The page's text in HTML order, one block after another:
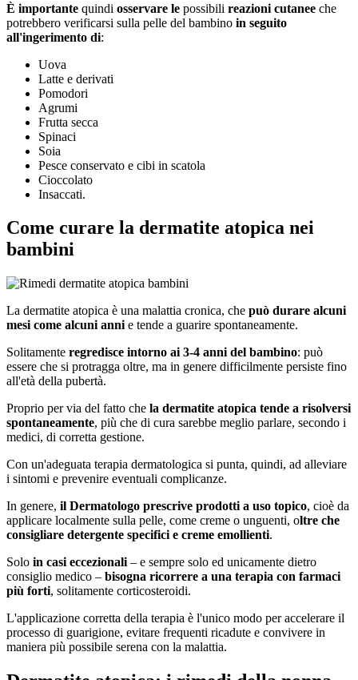
È importante quindi osservare le possibili reazioni cutanee che
potrebbero verificarsi sulla pelle del bambino in seguito
all'ingerimento di:
Uova
Latte e derivati
Pomodori
Agrumi
Frutta secca
Spinaci
Soia
Pesce conservato e cibi in scatola
Cioccolato
Insaccati.
Come curare la dermatite atopica nei
bambini
La dermatite atopica è una malattia cronica, che può durare alcuni
mesi come alcuni anni e tende a guarire spontaneamente.
Solitamente regredisce intorno ai 3-4 anni del bambino: può
essere che si protragga oltre, ma in genere difficilmente persiste fino
all'età della pubertà.
Proprio per via del fatto che la dermatite atopica tende a risolversi
spontaneamente, più che di cura sarebbe meglio parlare, secondo i
medici, di corretta gestione.
Con un'adeguata terapia dermatologica si punta, quindi, ad alleviare
i sintomi e prevenire eventuali complicanze.
In genere, il Dermatologo prescrive prodotti a uso topico, cioè da
applicare localmente sulla pelle, come creme o unguenti, oltre che
consigliare detergente specifici e creme emollienti.
Solo in casi eccezionali – e sempre solo ed unicamente dietro
consiglio medico – bisogna ricorrere a una terapia con farmaci
più forti, solitamente corticosteroidi.
L'applicazione corretta della terapia è l'unico modo per accelerare il
processo di guarigione, evitare frequenti ricadute e convivere in
maniera più possibile serena con la malattia.